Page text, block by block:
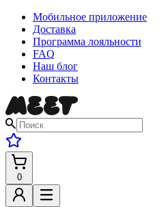
Мобильное приложение
Доставка
Программа лояльности
FAQ
Наш блог
Контакты
0